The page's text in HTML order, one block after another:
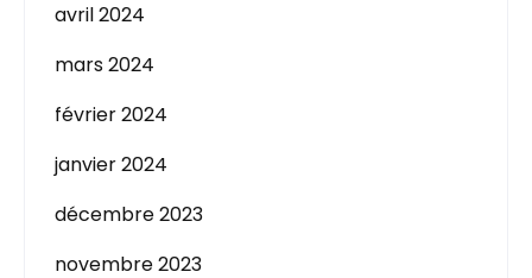
avril 2024
mars 2024
février 2024
janvier 2024
décembre 2023
novembre 2023